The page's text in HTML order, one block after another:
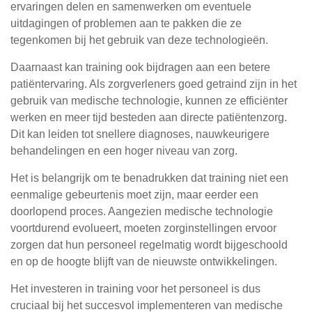
ervaringen delen en samenwerken om eventuele
uitdagingen of problemen aan te pakken die ze
tegenkomen bij het gebruik van deze technologieën.
Daarnaast kan training ook bijdragen aan een betere
patiëntervaring. Als zorgverleners goed getraind zijn in het
gebruik van medische technologie, kunnen ze efficiënter
werken en meer tijd besteden aan directe patiëntenzorg.
Dit kan leiden tot snellere diagnoses, nauwkeurigere
behandelingen en een hoger niveau van zorg.
Het is belangrijk om te benadrukken dat training niet een
eenmalige gebeurtenis moet zijn, maar eerder een
doorlopend proces. Aangezien medische technologie
voortdurend evolueert, moeten zorginstellingen ervoor
zorgen dat hun personeel regelmatig wordt bijgeschoold
en op de hoogte blijft van de nieuwste ontwikkelingen.
Het investeren in training voor het personeel is dus
cruciaal bij het succesvol implementeren van medische